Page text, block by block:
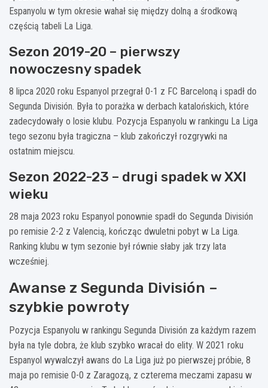
Espanyolu w tym okresie wahał się między dolną a środkową
częścią tabeli La Liga.
Sezon 2019-20 – pierwszy
nowoczesny spadek
8 lipca 2020 roku Espanyol przegrał 0-1 z FC Barceloną i spadł do
Segunda División. Była to porażka w derbach katalońskich, które
zadecydowały o losie klubu. Pozycja Espanyolu w rankingu La Liga
tego sezonu była tragiczna – klub zakończył rozgrywki na
ostatnim miejscu.
Sezon 2022-23 – drugi spadek w XXI
wieku
28 maja 2023 roku Espanyol ponownie spadł do Segunda División
po remisie 2-2 z Valencią, kończąc dwuletni pobyt w La Liga.
Ranking klubu w tym sezonie był równie słaby jak trzy lata
wcześniej.
Awanse z Segunda División –
szybkie powroty
Pozycja Espanyolu w rankingu Segunda División za każdym razem
była na tyle dobra, że klub szybko wracał do elity. W 2021 roku
Espanyol wywalczył awans do La Liga już po pierwszej próbie, 8
maja po remisie 0-0 z Zaragozą, z czterema meczami zapasu w